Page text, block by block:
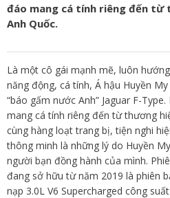
đáo mang cá tính riêng đến từ
Anh Quốc.
Là một cô gái mạnh mẽ, luôn
năng động, cá tính, Á hậu Huyền
“báo gấm nước Anh” Jaguar F-
mang cá tính riêng đến từ thương
cùng hàng loạt trang bị, tiện nghi
thông minh là những lý do Huyền
người bạn đồng hành của mình.
đang sở hữu từ năm 2019 là phiên
nạp 3.0L V6 Supercharged công